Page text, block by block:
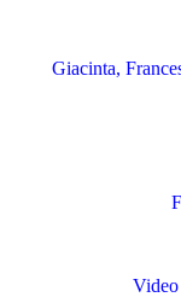
Giacinta,